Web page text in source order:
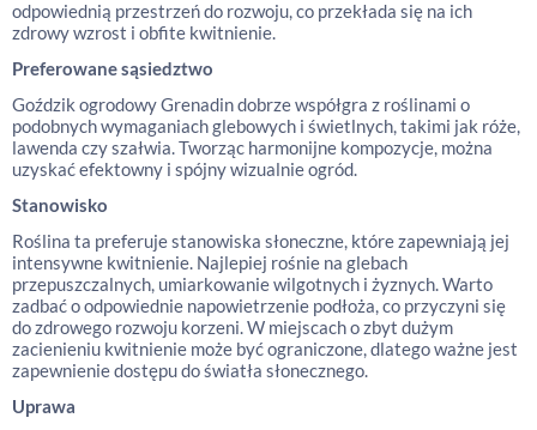
odpowiednią przestrzeń do rozwoju, co przekłada się na ich
zdrowy wzrost i obfite kwitnienie.
Preferowane sąsiedztwo
Goździk ogrodowy Grenadin dobrze współgra z roślinami o
podobnych wymaganiach glebowych i świetlnych, takimi jak róże,
lawenda czy szałwia. Tworząc harmonijne kompozycje, można
uzyskać efektowny i spójny wizualnie ogród.
Stanowisko
Roślina ta preferuje stanowiska słoneczne, które zapewniają jej
intensywne kwitnienie. Najlepiej rośnie na glebach
przepuszczalnych, umiarkowanie wilgotnych i żyznych. Warto
zadbać o odpowiednie napowietrzenie podłoża, co przyczyni się
do zdrowego rozwoju korzeni. W miejscach o zbyt dużym
zacienieniu kwitnienie może być ograniczone, dlatego ważne jest
zapewnienie dostępu do światła słonecznego.
Uprawa